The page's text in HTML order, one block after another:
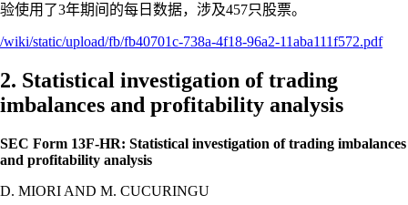
验使用了3年期间的每日数据，涉及457只股票。
/wiki/static/upload/fb/fb40701c-738a-4f18-96a2-11aba111f572.pdf
2. Statistical investigation of trading
imbalances and profitability analysis
SEC Form 13F-HR: Statistical investigation of trading imbalances
and profitability analysis
D. MIORI AND M. CUCURINGU